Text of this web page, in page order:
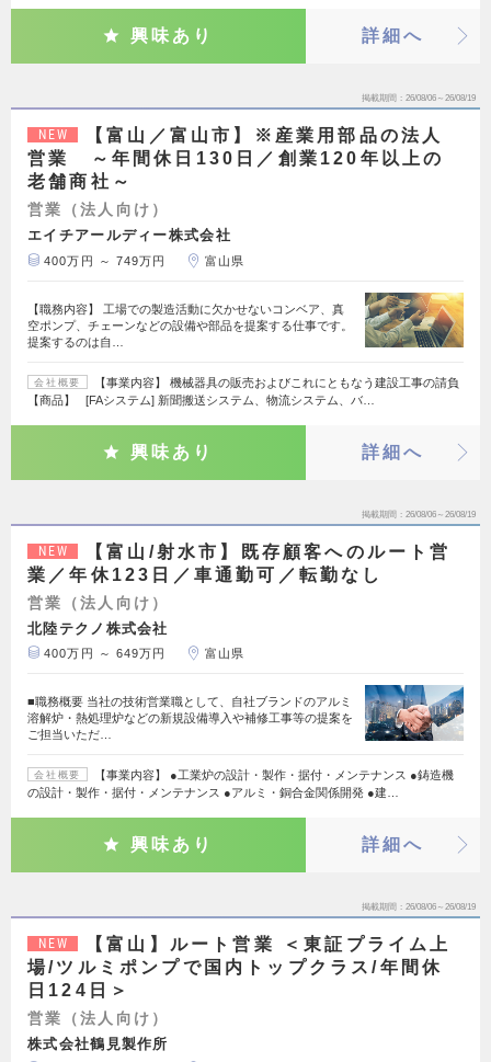
興味あり 詳細へ
掲載期間 26/08/06～26/08/19
NEW
【富山／富山市】※産業用部品の法人
営業 ～年間休日130日／創業120年以上の
老舗商社～
営業（法人向け）
エイチアールディー株式会社
400万円 ～ 749万円 富山県
【職務内容】 工場での製造活動に欠かせないコンベア、真
空ポンプ、チェーンなどの設備や部品を提案する仕事です。
提案するのは自…
会社概要
【事業内容】 機械器具の販売およびこれにともなう建設工事の請負
【商品】 [FAシステム] 新聞搬送システム、物流システム、バ…
興味あり 詳細へ
掲載期間 26/08/06～26/08/19
NEW
【富山/射水市】既存顧客へのルート営
業／年休123日／車通勤可／転勤なし
営業（法人向け）
北陸テクノ株式会社
400万円 ～ 649万円 富山県
■職務概要 当社の技術営業職として、自社ブランドのアルミ
溶解炉・熱処理炉などの新規設備導入や補修工事等の提案を
ご担当いただ…
会社概要
【事業内容】 ●工業炉の設計・製作・据付・メンテナンス ●鋳造機
の設計・製作・据付・メンテナンス ●アルミ・銅合金関係開発 ●建…
興味あり 詳細へ
掲載期間 26/08/06～26/08/19
NEW
【富山】ルート営業 ＜東証プライム上
場/ツルミポンプで国内トップクラス/年間休
日124日＞
営業（法人向け）
株式会社鶴見製作所